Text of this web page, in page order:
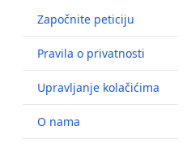
Započnite peticiju
Pravila o privatnosti
Upravljanje kolačićima
O nama